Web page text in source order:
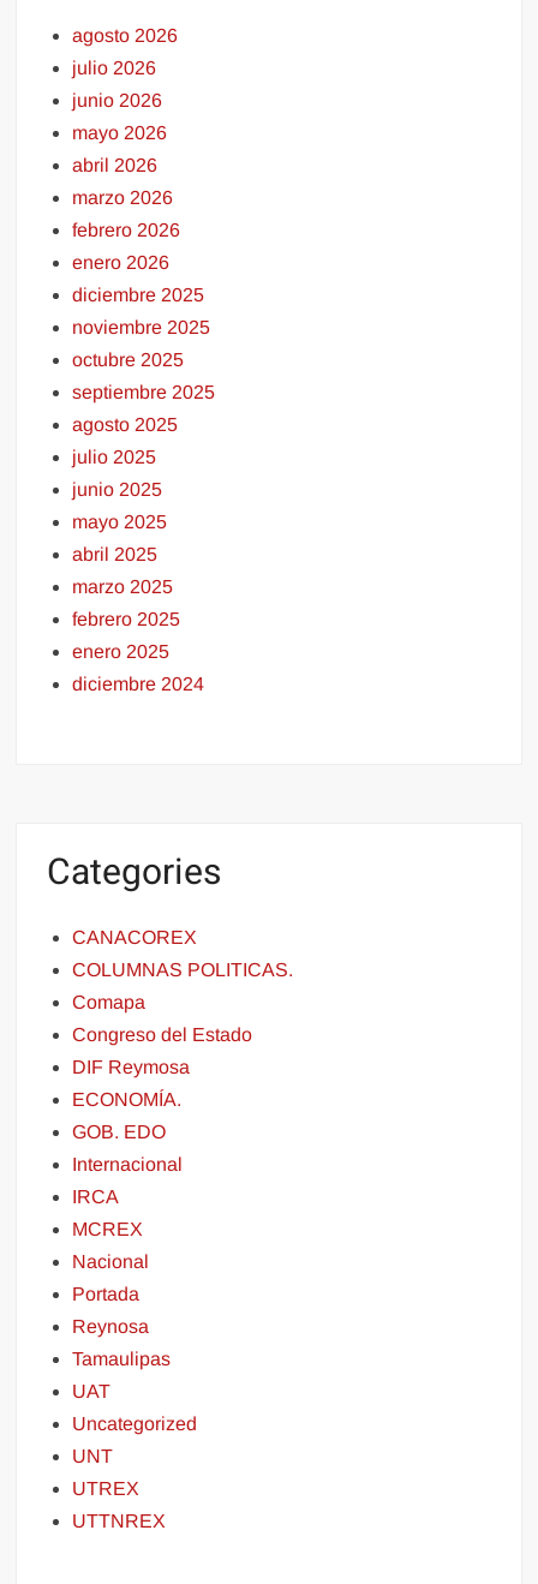
agosto 2026
julio 2026
junio 2026
mayo 2026
abril 2026
marzo 2026
febrero 2026
enero 2026
diciembre 2025
noviembre 2025
octubre 2025
septiembre 2025
agosto 2025
julio 2025
junio 2025
mayo 2025
abril 2025
marzo 2025
febrero 2025
enero 2025
diciembre 2024
Categories
CANACOREX
COLUMNAS POLITICAS.
Comapa
Congreso del Estado
DIF Reymosa
ECONOMÍA.
GOB. EDO
Internacional
IRCA
MCREX
Nacional
Portada
Reynosa
Tamaulipas
UAT
Uncategorized
UNT
UTREX
UTTNREX